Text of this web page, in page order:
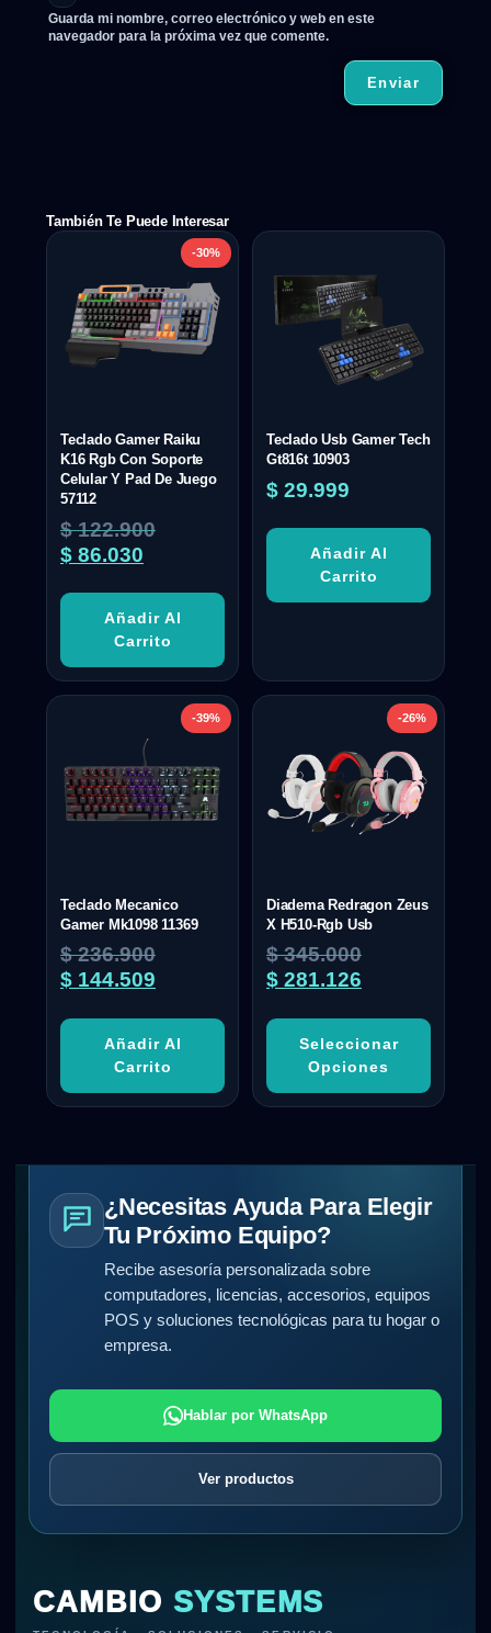
Guarda mi nombre, correo electrónico y web en este
navegador para la próxima vez que comente.
También Te Puede Interesar
-30%
Teclado Gamer Raiku
K16 Rgb Con Soporte
Celular Y Pad De Juego
57112
$122.900
$ 86.030
Añadir Al
Carrito
Teclado Usb Gamer Tech
Gt816t 10903
$ 29.999
Añadir Al
Carrito
-39%
Teclado Mecanico
Gamer Mk1098 11369
$236.900
$ 144.509
Añadir Al
Carrito
-26%
Diadema Redragon Zeus
X H510-Rgb Usb
$345.000
$ 281.126
Seleccionar
Opciones
¿Necesitas Ayuda Para Elegir
Tu Próximo Equipo?
Recibe asesoría personalizada sobre
computadores, licencias, accesorios, equipos
POS y soluciones tecnológicas para tu hogar o
empresa.
Hablar por WhatsApp
Ver productos
CAMBIO SYSTEMS